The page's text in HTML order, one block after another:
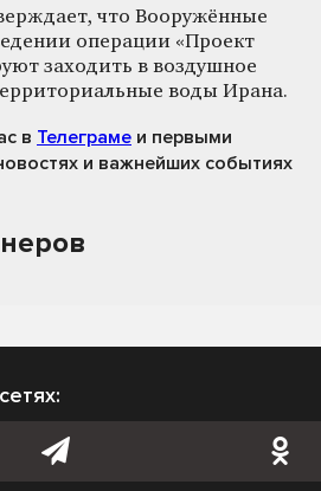
что Вооружённые
операции «Проект
заходить в воздушное
воды Ирана.
в Телеграме и первыми
и важнейших событиях